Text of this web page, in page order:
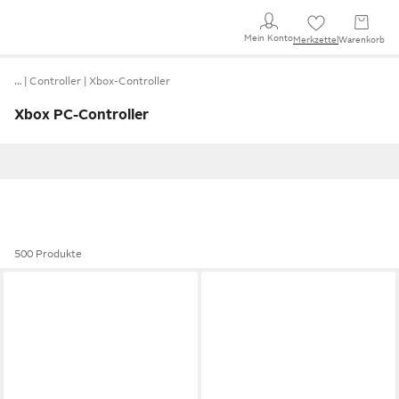
Mein KontoMerkzettel Warenkorb
… Controller Xbox-Controller
Xbox PC-Controller
500 Produkte